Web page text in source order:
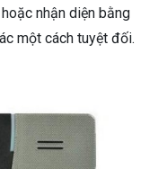
nhận diện bằng
một cách tuyệt đối.